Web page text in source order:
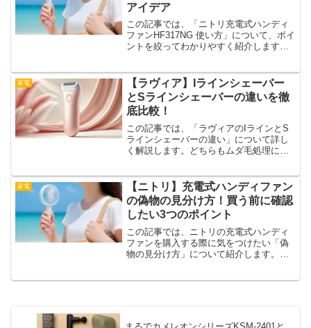
アイデア
この記事では、「ニトリ充電式ハンディ
ファンHF317NG 使い方」について、ポイ
ントを絞ってわかりやすく紹介します。
まで、幅広くまとめています。シンプル
な構造ながらも、工...
家電
【ラヴィア】Iラインシェーバー
とSラインシェーバーの違いを徹
底比較！
この記事では、「ラヴィアのIラインとS
ラインシェーバーの違い」について詳し
く解説します。どちらもムダ毛処理に役
を比較しながら、自分にぴったりのシェ
ーバーを選ぶポイントを...
家電
【ニトリ】充電式ハンディファン
の偽物の見分け方！買う前に確認
したい3つのポイント
この記事では、ニトリの充電式ハンディ
ファンを購入する際に気をつけたい「偽
物の見分け方」について紹介します。最